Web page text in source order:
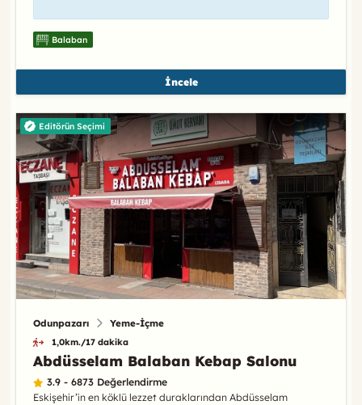
Balaban
İncele
Editörün Seçimi
Odunpazarı Yeme-İçme
1,0km./17 dakika
Abdüsselam Balaban Kebap Salonu
3.9 - 6873 Değerlendirme
Eskişehir’in en köklü lezzet duraklarından Abdüsselam